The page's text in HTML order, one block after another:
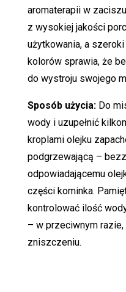
aromaterapii w
z wysokiej jakości
użytkowania, a
kolorów sprawia, że
do wystroju swojego
Sposób użycia: Do
wody i uzupełnić
kroplami olejku
podgrzewającą –
odpowiadającemu
części kominka.
kontrolować ilość
– w przeciwnym
zniszczeniu.